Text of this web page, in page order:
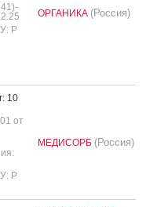
Р
ОРГАНИКА (Россия)
10
от
Р
МЕДИСОРБ (Россия)